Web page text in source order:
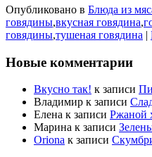
Опубликовано в Блюда из
говядины,вкусная говядина,
говядины,тушеная говядина |
Новые комментарии
Вкусно так! к записи
Владимир к записи
Елена к записи Ржаной
Марина к записи
Oriona к записи